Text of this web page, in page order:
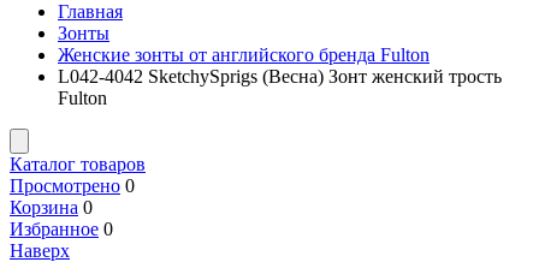
Главная
Зонты
Женские зонты от английского бренда Fulton
L042-4042 SketchySprigs (Весна) Зонт женский трость
Fulton
Каталог товаров
Просмотрено 0
Корзина 0
Избранное 0
Наверх